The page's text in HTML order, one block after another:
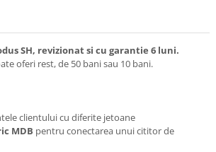
SH, revizionat si cu garantie 6 luni.
oferi rest, de 50 bani sau 10 bani.
clientului cu diferite jetoane
MDB pentru conectarea unui cititor de